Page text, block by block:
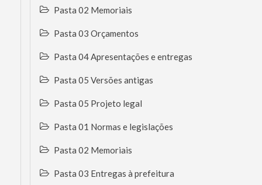
Pasta 02 Memoriais
Pasta 03 Orçamentos
Pasta 04 Apresentações e entregas
Pasta 05 Versões antigas
Pasta 05 Projeto legal
Pasta 01 Normas e legislações
Pasta 02 Memoriais
Pasta 03 Entregas à prefeitura